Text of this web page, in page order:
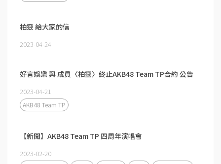
柏靈 給大家的信
2023-04-24
好言娛樂 與 成員〈柏靈〉終止AKB48 Team TP合約 公告
2023-04-21
AKB48 Team TP
【新聞】AKB48 Team TP 四周年演唱會
2023-02-20